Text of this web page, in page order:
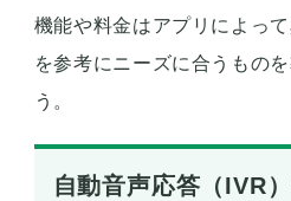
機能や料金はアプリによっ
を参考にニーズに合うもの
う。
自動音声応答（IVR